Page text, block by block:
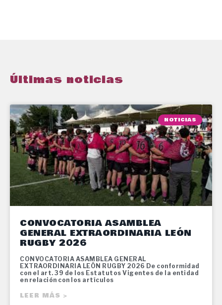
Últimas noticias
NOTICIAS
CONVOCATORIA ASAMBLEA
GENERAL EXTRAORDINARIA LEÓN
RUGBY 2026
CONVOCATORIA ASAMBLEA GENERAL
EXTRAORDINARIA LEÓN RUGBY 2026 De conformidad
con el art. 39 de los Estatutos Vigentes de la entidad
en relación con los artículos
LEER MÁS >